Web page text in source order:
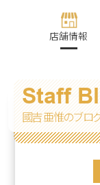
店舗情報
Staff
國吉 亜惟のブロ